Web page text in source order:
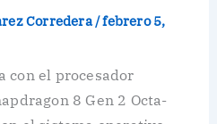
Corredera/febrero 5,
con el procesador
8 Gen 2 Octa-